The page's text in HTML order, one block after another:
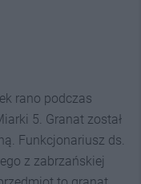
rano podczas
5. Granat został
Funkcjonariusz ds.
z zabrzańskiej